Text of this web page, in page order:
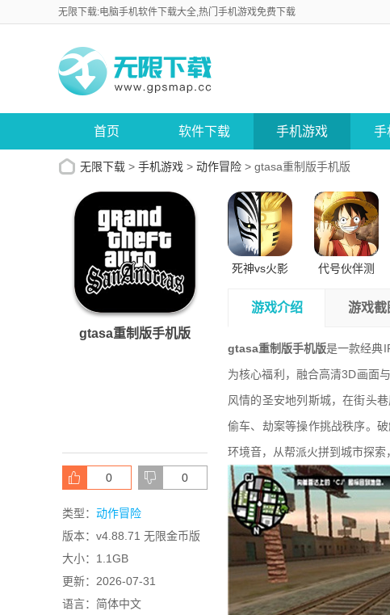
无限下载:电脑手机软件下载大全,热门手机游戏免费下载
首页 软件下载 手机游戏 手
无限下载 > 手机游戏 > 动作冒险 > gtasa重制版手机版
gtasa重制版手机版
0 0
类型： 动作冒险
版本： v4.88.71 无限金币版
大小： 1.1GB
更新： 2026-07-31
语言： 简体中文
死神vs火影
代号伙伴测
游戏介绍 游戏截
gtasa重制版手机版是一款经典
为核心福利，融合高清3D画面
风情的圣安地列斯城，在街头
偷车、劫案等操作挑战秩序。
环境音，从帮派火拼到城市探索